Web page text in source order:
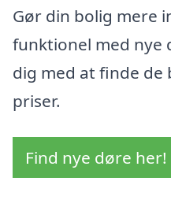
Gør din bolig mere
funktionel med nye
dig med at finde de
priser.
Find nye døre her!